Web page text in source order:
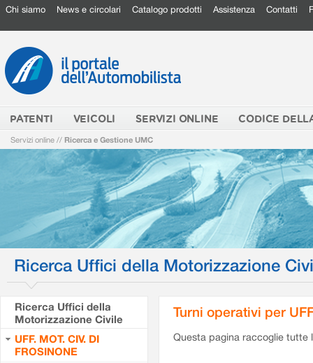
Chi siamo News e circolari Catalogo prodotti Assistenza Contatti
PATENTI VEICOLI SERVIZI ONLINE CODICE
Servizi online // Ricerca e Gestione UMC
Ricerca Uffici della Motorizzazione
Ricerca Uffici della
Motorizzazione Civile
UFF. MOT. CIV. DI
FROSINONE
Turni operativi per
Questa pagina raccoglie tutte